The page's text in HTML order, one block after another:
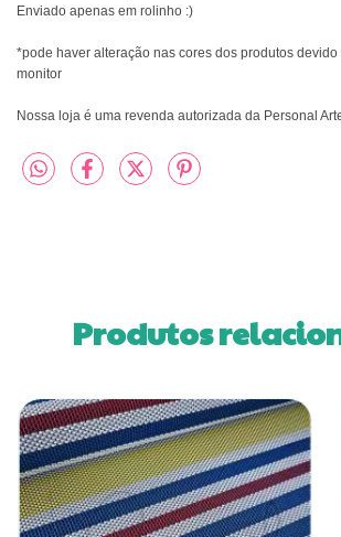
Enviado apenas em rolinho :)
*pode haver alteração nas cores dos produtos
monitor
Nossa loja é uma revenda autorizada da Personal
Produtos